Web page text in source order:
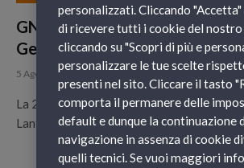
GNV Orion: il futuro prende il
Genova, tra emozione e
5 Agosto 2025
La 26ª nave della flotta GNV, un sogno
Lanterna Lo scorso 3 luglio sotto la
personalizzati. Cliccando
di ricevere tutti i cookie del
cliccando su "Scopri di più e
personalizzare le tue scelte
presenti nel sito. Cliccare il tasto
comporta il permanere delle
default e dunque la continuazione
navigazione in assenza di cookie
quelli tecnici. Se vuoi maggiori